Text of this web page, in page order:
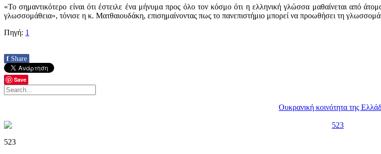
«Το σημαντικότερο είναι ότι έστειλε ένα μήνυμα προς όλο τον κόσμο ότι η ελληνική γλώσσα μαθαίνεται από
γλωσσομάθεια», τόνισε η κ. Ματθαιουδάκη, επισημαίνοντας πως το πανεπιστήμιο μπορεί να προωθήσει τη
Πηγή: 1
f Share
Save
Ουκρανική κοινότητα της
523